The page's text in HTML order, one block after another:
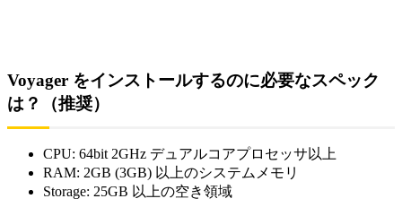
Voyager をインストールするのに必要なスペック
は？（推奨）
CPU: 64bit 2GHz デュアルコアプロセッサ以上
RAM: 2GB (3GB) 以上のシステムメモリ
Storage: 25GB 以上の空き領域